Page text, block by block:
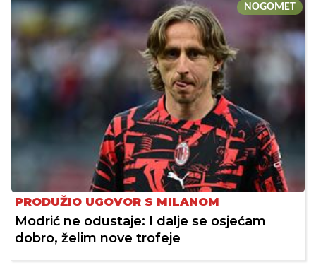
NOGOMET
PRODUŽIO UGOVOR S MILANOM
Modrić ne odustaje: I dalje se osjećam
dobro, želim nove trofeje